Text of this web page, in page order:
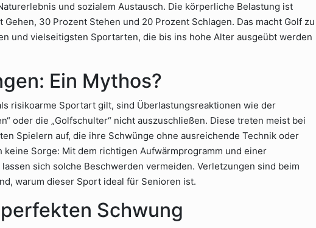
und sozialem Austausch. Die körperliche Belastung ist
30 Prozent Stehen und 20 Prozent Schlagen. Das macht Golf zu
und vielseitigsten Sportarten, die bis ins hohe Alter ausgeübt werden
Ein Mythos?
risikoarme Sportart gilt, sind Überlastungsreaktionen wie der
oder die „Golfschulter“ nicht auszuschließen. Diese treten meist bei
Spielern auf, die ihre Schwünge ohne ausreichende Technik oder
keine Sorge: Mit dem richtigen Aufwärmprogramm und einer
sich solche Beschwerden vermeiden. Verletzungen sind beim
warum dieser Sport ideal für Senioren ist.
Schwung